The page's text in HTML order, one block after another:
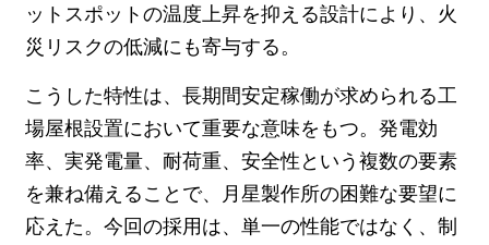
ットスポットの温度上昇を抑える設計により、火
災リスクの低減にも寄与する。
こうした特性は、長期間安定稼働が求められる工
場屋根設置において重要な意味をもつ。発電効
率、実発電量、耐荷重、安全性という複数の要素
を兼ね備えることで、月星製作所の困難な要望に
応えた。今回の採用は、単一の性能ではなく、制